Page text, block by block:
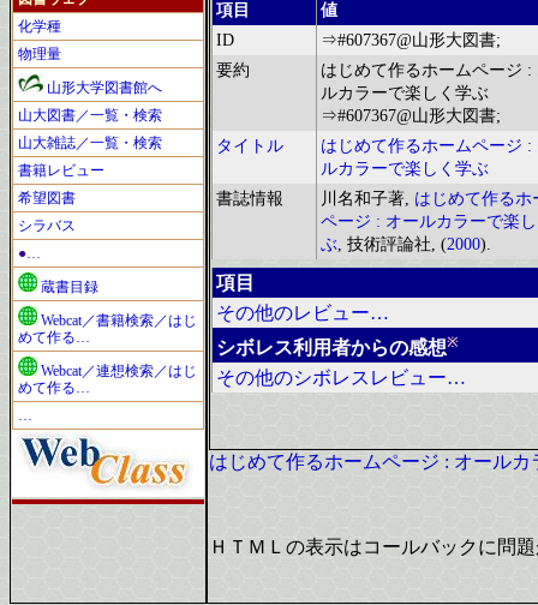
化学種
物理量
山形大学図書館へ
山大図書／一覧・検索
山大雑誌／一覧・検索
書籍レビュー
希望図書
シラバス
●…
蔵書目録
Webcat／書籍検索／はじ
めて作る…
Webcat／連想検索／はじ
めて作る…
…
項目
値
ID
⇒#607367@山形大図書;
要約
はじめて作るホームページ :
ルカラーで楽しく学ぶ
⇒#607367@山形大図書;
タイトル
はじめて作るホームページ :
ルカラーで楽しく学ぶ
書誌情報
川名和子著, はじめて作るホ
ページ : オールカラーで楽
ぶ, 技術評論社, (2000).
項目
その他のレビュー…
シボレス利用者からの感想※
その他のシボレスレビュー…
はじめて作るホームページ : オール
ＨＴＭＬの表示はコールバックに問